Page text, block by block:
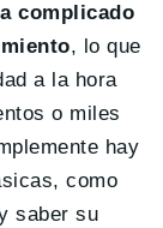
complicado
, lo que
a la hora
o miles
hay
como
saber su